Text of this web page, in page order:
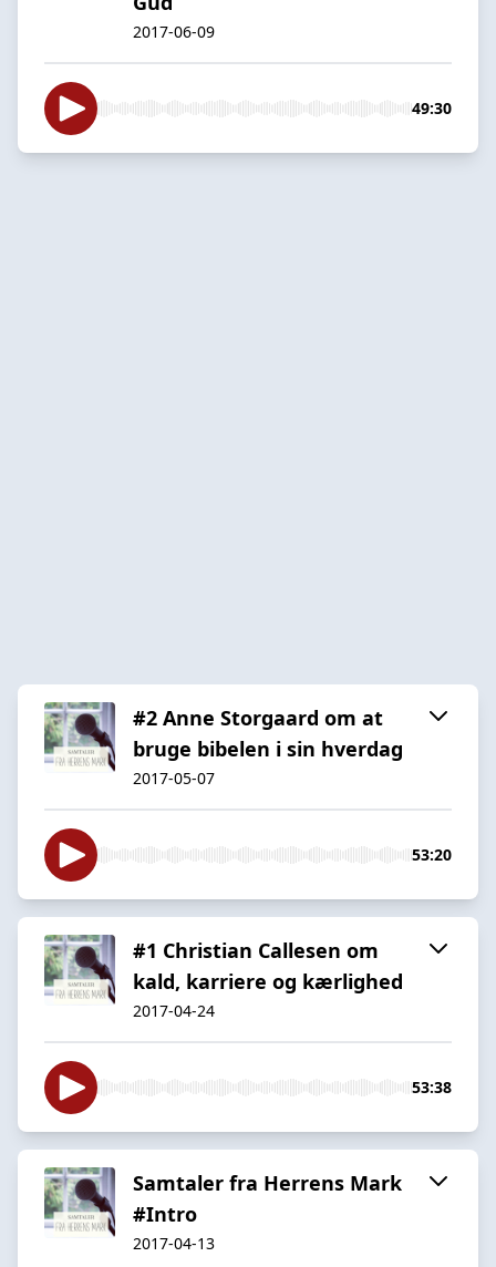
2017-06-09
49:30
#2 Anne Storgaard om at
bruge bibelen i sin hverdag
2017-05-07
53:20
#1 Christian Callesen om
kald, karriere og kærlighed
2017-04-24
53:38
Samtaler fra Herrens Mark
#Intro
2017-04-13